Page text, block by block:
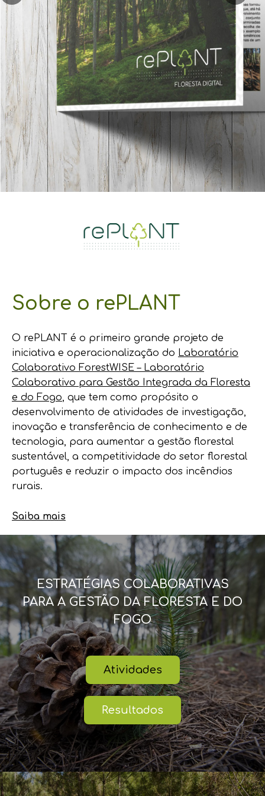
Sobre o rePLANT
O rePLANT é o primeiro grande projeto de
iniciativa e operacionalização do Laboratório
Colaborativo ForestWISE – Laboratório
Colaborativo para Gestão Integrada da Floresta
e do Fogo, que tem como propósito o
desenvolvimento de atividades de investigação,
inovação e transferência de conhecimento e de
tecnologia, para aumentar a gestão florestal
sustentável, a competitividade do setor florestal
português e reduzir o impacto dos incêndios
rurais.
Saiba mais
ESTRATÉGIAS COLABORATIVAS
PARA A GESTÃO DA FLORESTA E DO
FOGO
Atividades
Resultados